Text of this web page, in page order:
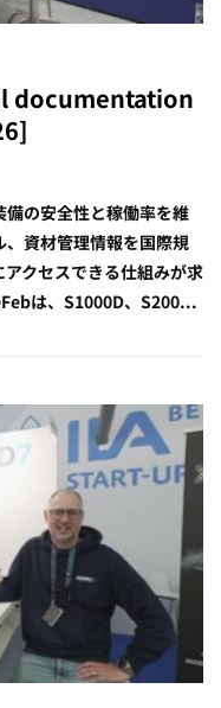
documentation
の安全性と稼働率を維
資材管理情報を国際規
クセスできる仕組みが求
は、S1000D、S200...